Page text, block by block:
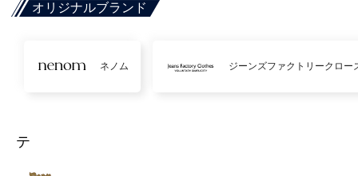
オリジナルブランド
ネノム ジーンズファクトリークロー
テ